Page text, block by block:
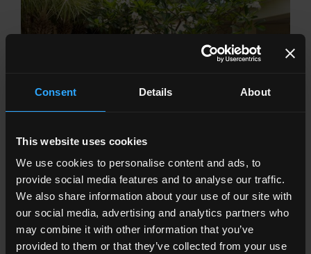
Consent Details About
This website uses cookies
We use cookies to personalise content and ads, to
provide social media features and to analyse our traffic.
We also share information about your use of our site with
our social media, advertising and analytics partners who
may combine it with other information that you’ve
provided to them or that they’ve collected from your use
VIGNONI2
Des surfaces effet cotto hors du temps pour créer une
continuité entre l'intérieur et l'extérieur.